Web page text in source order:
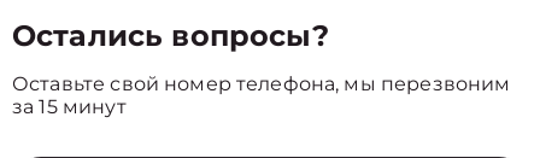
Остались вопросы?
Оставьте свой номер телефона, мы перезвоним
за 15 минут